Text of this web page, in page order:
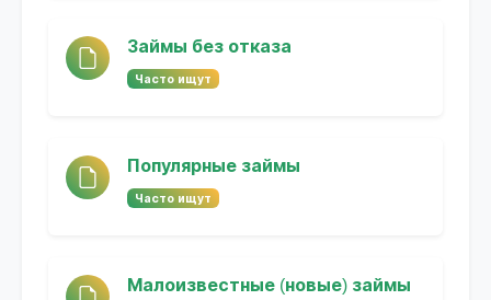
Займы без отказа
Часто ищут
Популярные займы
Часто ищут
Малоизвестные (новые) займы